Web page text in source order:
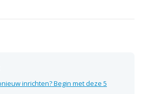
inrichten? Begin met deze 5